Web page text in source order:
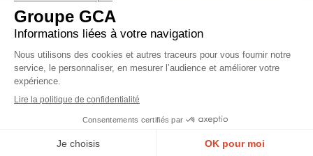
NOS CONCESSIONS & CARROSSERIES
MENTIONS LÉGALES
CONDITIONS GÉNÉRALES DE VENTE